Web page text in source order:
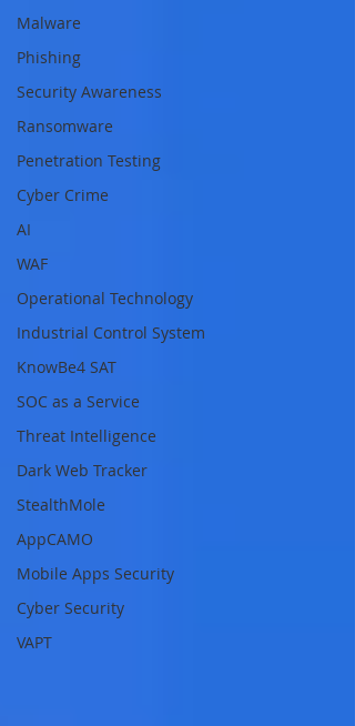
Malware
Phishing
Security Awareness
Ransomware
Penetration Testing
Cyber Crime
AI
WAF
Operational Technology
Industrial Control System
KnowBe4 SAT
SOC as a Service
Threat Intelligence
Dark Web Tracker
StealthMole
AppCAMO
Mobile Apps Security
Cyber Security
VAPT